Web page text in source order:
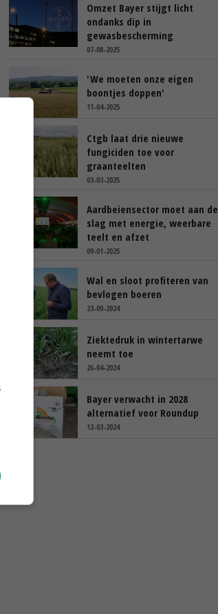
Omzet Bayer stijgt licht
ondanks dip in
gewasbescherming
07-08-2025
'We moeten onze eigen
boontjes doppen'
11-04-2025
Ctgb laat drie nieuwe
fungiciden toe voor
graanteelten
03-03-2025
Aardbeiensector moet aan de
slag met energie, weerbare
teelt en afzet
09-01-2025
Wal en sloot profiteren van
bevlogen boeren
23-09-2024
Ziektedruk in wintertarwe
neemt toe
26-04-2024
Bayer verwacht in 2028
alternatief voor Roundup
12-03-2024